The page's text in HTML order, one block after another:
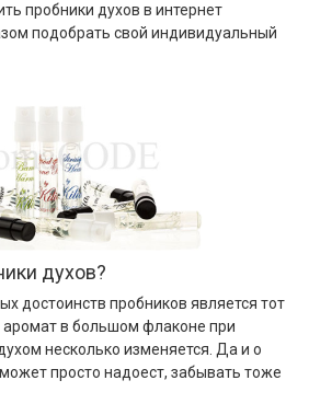
пробники духов в интернет
подобрать свой индивидуальный
духов?
достоинств пробников является тот
в большом флаконе при
несколько изменяется. Да и о
просто надоест, забывать тоже